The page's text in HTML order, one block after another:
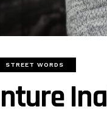
STREET WORDS